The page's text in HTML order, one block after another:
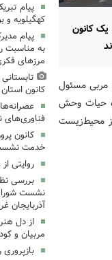
یک کانون
مربی مسئول
حیات وحش
محیط‌زیست
پیام
کهگیلویه و
پیام
به مناسبت
مرزهای
کانون
فناوری‌های
کانون
خدمت
روایتی
بررسی
نشست
آذربایجان
از دل
مربیان و